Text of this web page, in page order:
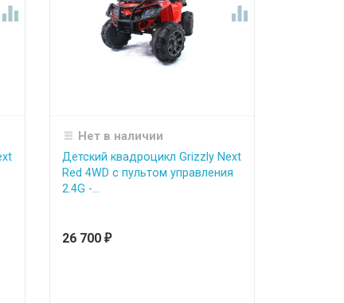


Нет в наличии
Детский квадроцикл Grizzly Next
Red 4WD с пультом управления
2.4G -...
26 700 ₽